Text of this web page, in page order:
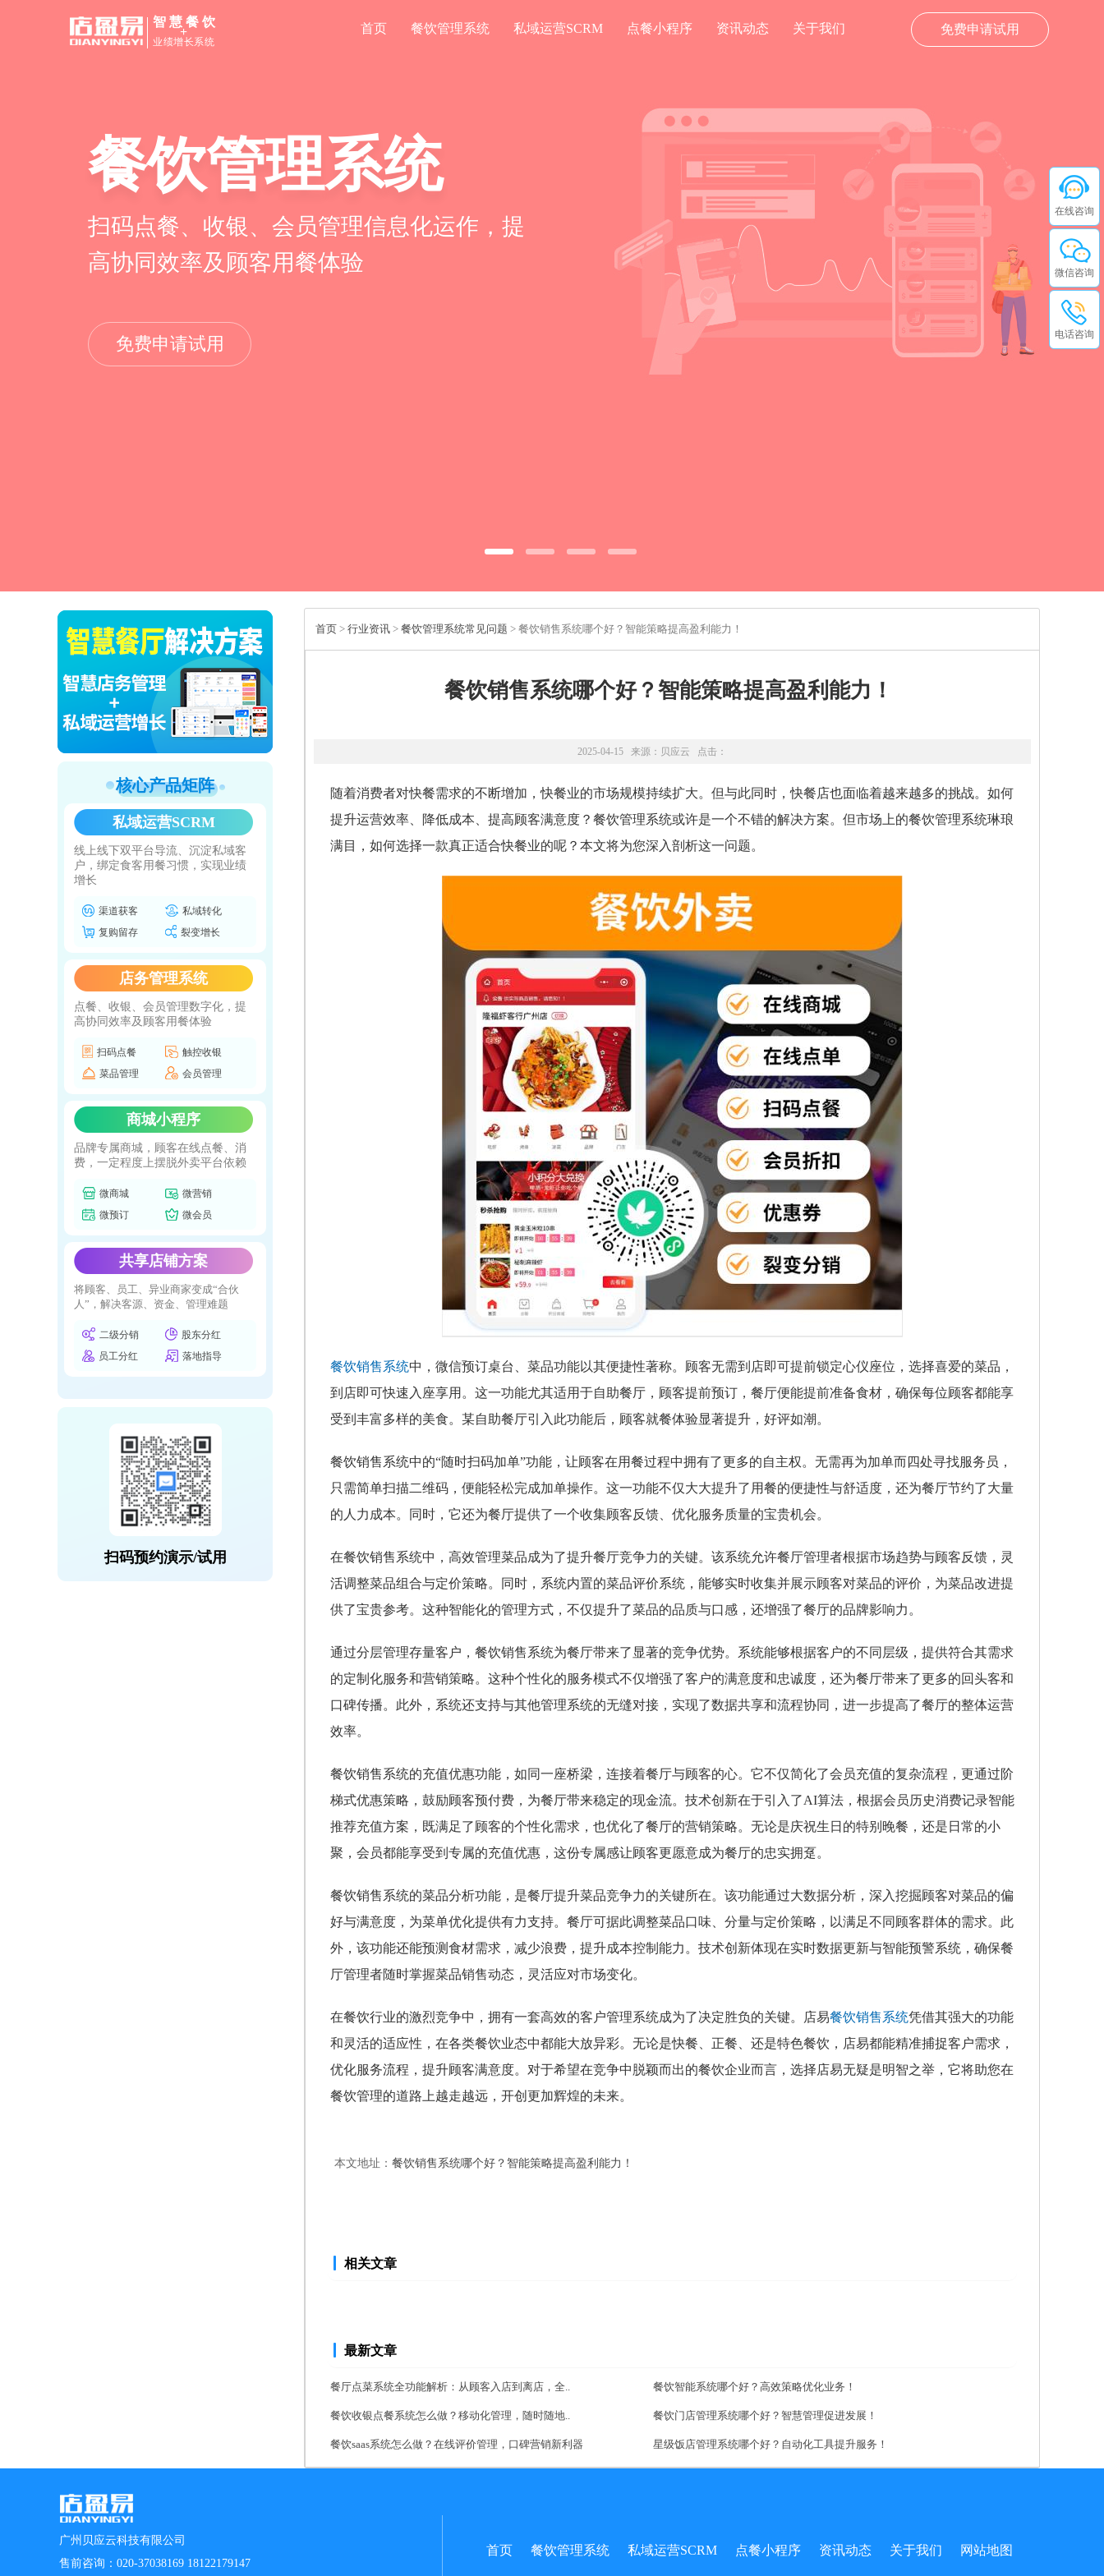
免费申请试用
智慧餐饮
+
业绩增长系统
首页 餐饮管理系统 私域运营SCRM 点餐小程序 资讯动态 关于我们
餐饮管理系统
扫码点餐、收银、会员管理信息化运作，提
高协同效率及顾客用餐体验
免费申请试用
核心产品矩阵
私域运营SCRM
线上线下双平台导流、沉淀私域客
户，绑定食客用餐习惯，实现业绩
增长
渠道获客
私域转化
复购留存
裂变增长
店务管理系统
点餐、收银、会员管理数字化，提
高协同效率及顾客用餐体验
扫码点餐
触控收银
菜品管理
会员管理
商城小程序
品牌专属商城，顾客在线点餐、消
费，一定程度上摆脱外卖平台依赖
微商城
微营销
微预订
微会员
共享店铺方案
将顾客、员工、异业商家变成“合伙
人”，解决客源、资金、管理难题
二级分销
股东分红
员工分红
落地指导
扫码预约演示/试用
首页 > 行业资讯 > 餐饮管理系统常见问题 > 餐饮销售系统哪个好？智能策略提高盈利能力！
餐饮销售系统哪个好？智能策略提高盈利能力！
2025-04-15 来源： 贝应云 点击：
随着消费者对快餐需求的不断增加，快餐业的市场规模持续扩大。但与此同时，快餐店也面临着越来越多的挑战。如何
提升运营效率、降低成本、提高顾客满意度？餐饮管理系统或许是一个不错的解决方案。但市场上的餐饮管理系统琳琅
满目，如何选择一款真正适合快餐业的呢？本文将为您深入剖析这一问题。
餐饮销售系统中，微信预订桌台、菜品功能以其便捷性著称。顾客无需到店即可提前锁定心仪座位，选择喜爱的菜品，
到店即可快速入座享用。这一功能尤其适用于自助餐厅，顾客提前预订，餐厅便能提前准备食材，确保每位顾客都能享
受到丰富多样的美食。某自助餐厅引入此功能后，顾客就餐体验显著提升，好评如潮。
餐饮销售系统中的“随时扫码加单”功能，让顾客在用餐过程中拥有了更多的自主权。无需再为加单而四处寻找服务员，
只需简单扫描二维码，便能轻松完成加单操作。这一功能不仅大大提升了用餐的便捷性与舒适度，还为餐厅节约了大量
的人力成本。同时，它还为餐厅提供了一个收集顾客反馈、优化服务质量的宝贵机会。
在餐饮销售系统中，高效管理菜品成为了提升餐厅竞争力的关键。该系统允许餐厅管理者根据市场趋势与顾客反馈，灵
活调整菜品组合与定价策略。同时，系统内置的菜品评价系统，能够实时收集并展示顾客对菜品的评价，为菜品改进提
供了宝贵参考。这种智能化的管理方式，不仅提升了菜品的品质与口感，还增强了餐厅的品牌影响力。
通过分层管理存量客户，餐饮销售系统为餐厅带来了显著的竞争优势。系统能够根据客户的不同层级，提供符合其需求
的定制化服务和营销策略。这种个性化的服务模式不仅增强了客户的满意度和忠诚度，还为餐厅带来了更多的回头客和
口碑传播。此外，系统还支持与其他管理系统的无缝对接，实现了数据共享和流程协同，进一步提高了餐厅的整体运营
效率。
餐饮销售系统的充值优惠功能，如同一座桥梁，连接着餐厅与顾客的心。它不仅简化了会员充值的复杂流程，更通过阶
梯式优惠策略，鼓励顾客预付费，为餐厅带来稳定的现金流。技术创新在于引入了AI算法，根据会员历史消费记录智能
推荐充值方案，既满足了顾客的个性化需求，也优化了餐厅的营销策略。无论是庆祝生日的特别晚餐，还是日常的小
聚，会员都能享受到专属的充值优惠，这份专属感让顾客更愿意成为餐厅的忠实拥趸。
餐饮销售系统的菜品分析功能，是餐厅提升菜品竞争力的关键所在。该功能通过大数据分析，深入挖掘顾客对菜品的偏
好与满意度，为菜单优化提供有力支持。餐厅可据此调整菜品口味、分量与定价策略，以满足不同顾客群体的需求。此
外，该功能还能预测食材需求，减少浪费，提升成本控制能力。技术创新体现在实时数据更新与智能预警系统，确保餐
厅管理者随时掌握菜品销售动态，灵活应对市场变化。
在餐饮行业的激烈竞争中，拥有一套高效的客户管理系统成为了决定胜负的关键。店易餐饮销售系统凭借其强大的功能
和灵活的适应性，在各类餐饮业态中都能大放异彩。无论是快餐、正餐、还是特色餐饮，店易都能精准捕捉客户需求，
优化服务流程，提升顾客满意度。对于希望在竞争中脱颖而出的餐饮企业而言，选择店易无疑是明智之举，它将助您在
餐饮管理的道路上越走越远，开创更加辉煌的未来。
本文地址： 餐饮销售系统哪个好？智能策略提高盈利能力！
相关文章
最新文章
餐厅点菜系统全功能解析：从顾客入店到离店，全.. 餐饮智能系统哪个好？高效策略优化业务！
餐饮收银点餐系统怎么做？移动化管理，随时随地.. 餐饮门店管理系统哪个好？智慧管理促进发展！
餐饮saas系统怎么做？在线评价管理，口碑营销新利器 星级饭店管理系统哪个好？自动化工具提升服务！
广州贝应云科技有限公司
售前咨询：020-37038169 18122179147
首页 餐饮管理系统 私域运营SCRM 点餐小程序 资讯动态 关于我们 网站地图
在线咨询
微信咨询
电话咨询